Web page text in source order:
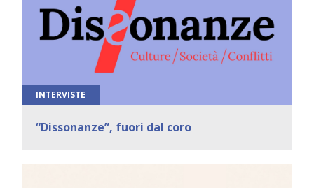
INTERVISTE
“Dissonanze”, fuori dal coro